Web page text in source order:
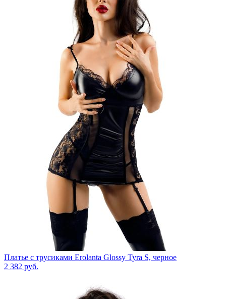
Платье с трусиками Erolanta Glossy Tyra S, черное
2 382 руб.